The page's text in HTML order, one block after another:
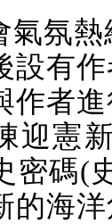
氣氛
設有
作者
迎憲
密碼(
的海